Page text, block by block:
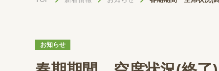
お知らせ